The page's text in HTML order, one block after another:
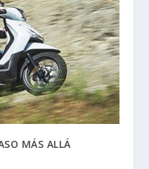
MÁS ALLÁ